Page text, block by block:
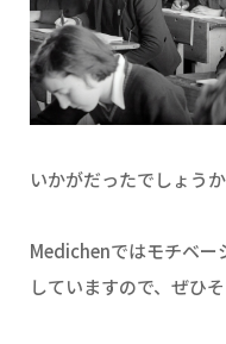
いかがだったでしょうか
Medichenではモチベー
していますので、ぜひ